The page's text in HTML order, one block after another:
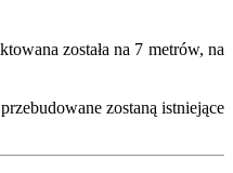
została na 7 metrów, na
zostaną istniejące